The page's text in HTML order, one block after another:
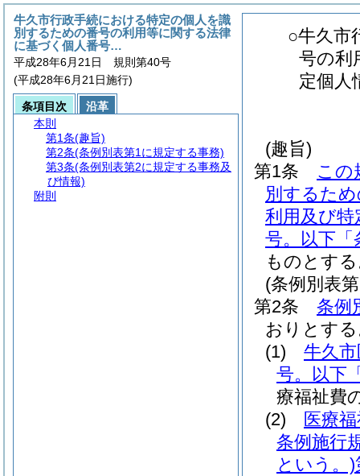
○牛久市
号の利
定個人
(趣旨)
第1条
この
別するた
利用及び
号。以下「
ものとす
(条例別表
第2条
条例
おりとす
(1)
牛久
号。以下
療福祉費
(2)
医療
条例施行
という。)
牛久市行政手続における特定の個人を識
別するための番号の利用等に関する法律
に基づく個人番号…
平成28年6月21日 規則第40号
(平成28年6月21日施行)
条項目次
沿革
本則
第1条(趣旨)
第2条(条例別表第1に規定する事務)
第3条(条例別表第2に規定する事務及
び情報)
附則